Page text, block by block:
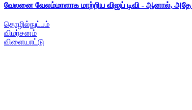
வேலனை வேலம்மாளாக மாற்றிய விஜய் டிவி - ஆனால்,
தொழில்நுட்பம்
விமர்சனம்
விளையாட்டு